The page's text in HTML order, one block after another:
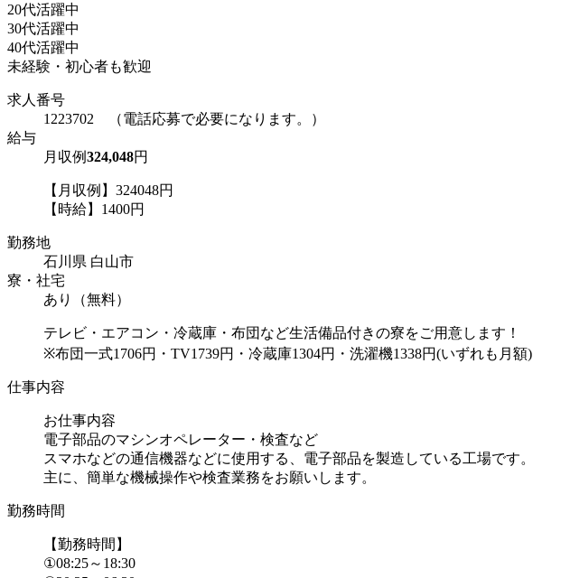
20代活躍中
30代活躍中
40代活躍中
未経験・初心者も歓迎
求人番号
1223702 （電話応募で必要になります。）
給与
月収例324,048円
【月収例】324048円
【時給】1400円
勤務地
石川県 白山市
寮・社宅
あり（無料）
テレビ・エアコン・冷蔵庫・布団など生活備品付きの寮をご用意します！
※布団一式1706円・TV1739円・冷蔵庫1304円・洗濯機1338円(いずれも月額)
仕事内容
お仕事内容
電子部品のマシンオペレーター・検査など
スマホなどの通信機器などに使用する、電子部品を製造している工場です。
主に、簡単な機械操作や検査業務をお願いします。
勤務時間
【勤務時間】
①08:25～18:30